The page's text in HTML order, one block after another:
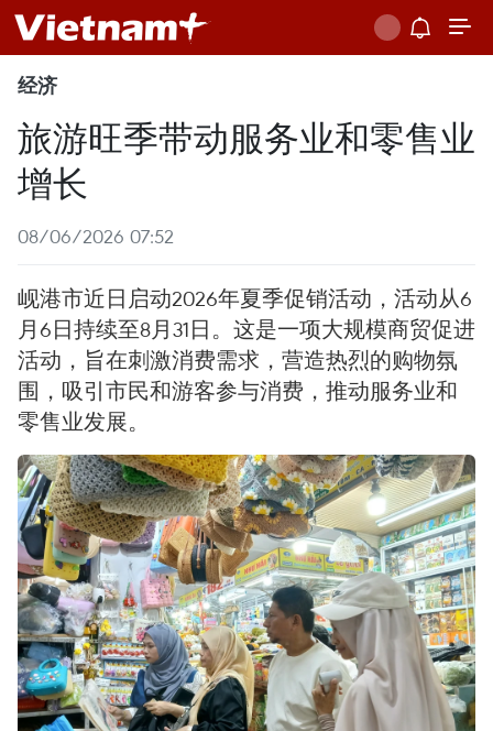
经济
旅游旺季带动服务业和零售业
增长
08/06/2026 07:52
岘港市近日启动2026年夏季促销活动，活动从6
月6日持续至8月31日。这是一项大规模商贸促进
活动，旨在刺激消费需求，营造热烈的购物氛
围，吸引市民和游客参与消费，推动服务业和
零售业发展。